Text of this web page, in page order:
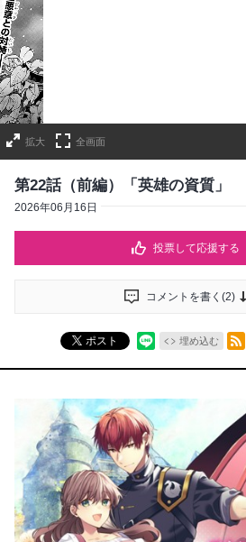
拡大 全画面
第22話（前編）「英雄の資質」
2026年06月16日
投票して応援する
コメントを書く(2)
ポスト 埋め込む
RSSフィード